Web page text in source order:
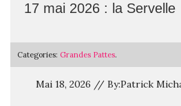
17 mai 2026 : la Servelle
Categories: Grandes Pattes.
Mai 18, 2026 // By:Patrick